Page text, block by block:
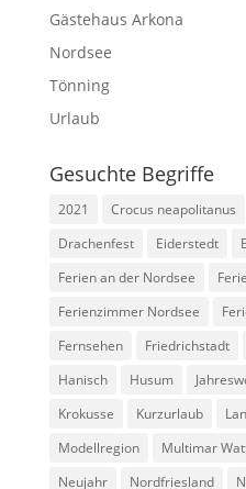
Gästehaus Arkona
Nordsee
Tönning
Urlaub
Gesuchte Begriffe
2021 Crocus neapolitanus
Drachenfest
Eiderstedt
Ferien an der Nordsee
Ferienzimmer Nordsee
Fernsehen
Friedrichstadt
Hanisch
Husum
Krokusse
Kurzurlaub
Modellregion
Multimar
Neujahr
Nordfriesland